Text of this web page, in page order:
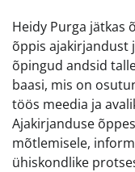
Heidy Purga jätkas
õppis ajakirjandust
õpingud andsid
baasi, mis on
töös meedia ja
Ajakirjanduse
mõtlemisele,
ühiskondlike